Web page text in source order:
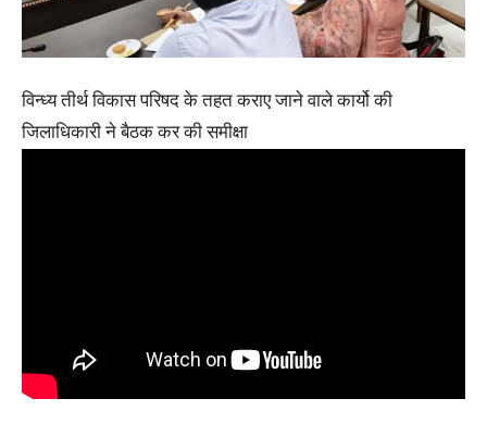
विन्ध्य तीर्थ विकास परिषद के तहत कराए जाने वाले कार्यो की
जिलाधिकारी ने बैठक कर की समीक्षा